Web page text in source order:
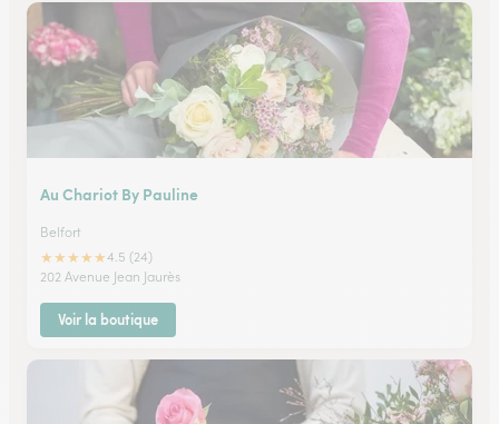
Au Chariot By Pauline
Belfort
★★★★★4.5 (24)
202 Avenue Jean Jaurès
Voir la boutique